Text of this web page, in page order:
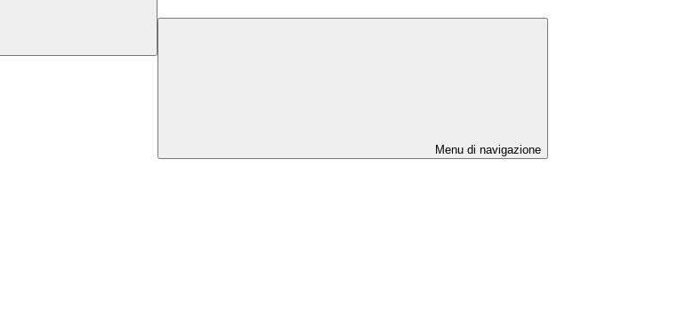
Menu di navigazione